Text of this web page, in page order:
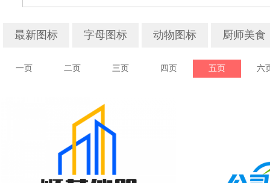
最新图标 字母图标 动物图标 厨师美食
一页 二页 三页 四页 五页 六